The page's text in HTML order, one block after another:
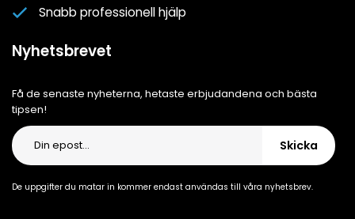
Cookie-inställningar
Snabb professionell hjälp
Nyhetsbrevet
Få de senaste nyheterna, hetaste erbjudandena och bästa
tipsen!
Skicka
De uppgifter du matar in kommer endast användas till våra nyhetsbrev.